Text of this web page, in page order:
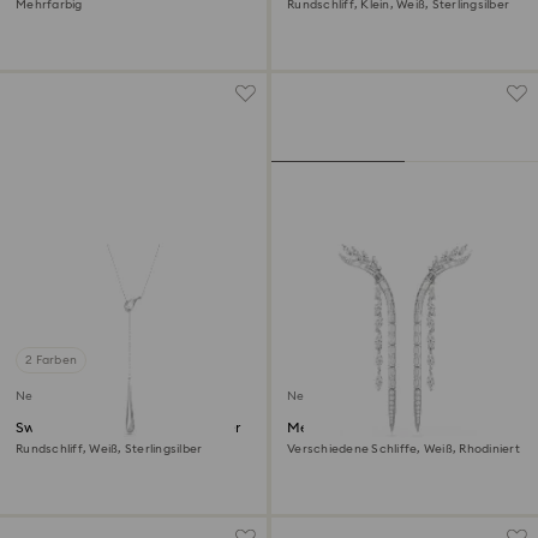
Mehrfarbig Rundschliff, Klein, Weiß, Sterlingsilber
2 Farben
Neu
Swarovski Classica Y-Anhänger
Rundschliff, Weiß, Sterlingsilber
Neu
Mesmera Ohrringe
Verschiedene Schliffe, Weiß, Rhodiniert